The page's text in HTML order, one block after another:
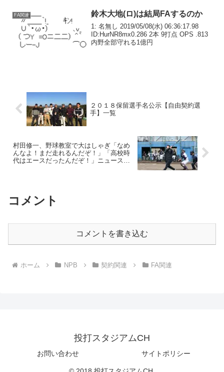
って勝とうが負けようがど...
FA関連 鈴木大地(ロ)は結局FAするのか
1: 名無し 2019/05/08(水) 06:36:17.98
ID:HurNR8mx0.286 2本 9打点 OPS .813
内野全部守れる1億円
２０１８保留選手名公示【自由契約選
手】一覧
村田修一、野球教室で大はしゃぎ「なめ
んなよ！まだ走れるんだぞ！」「高校時
代はエースだったんだぞ！」ニュース記
コメント
コメントを書き込む
ホーム NPB 契約関連 FA関連
投打スタジアムCH
お問い合わせ サイトポリシー